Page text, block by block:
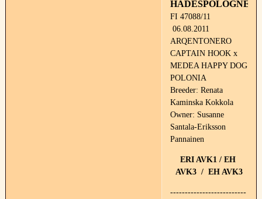
HADESPOLOGNE
FI 47088/11
06.08.2011
ARQENTONERO
CAPTAIN HOOK x
MEDEA HAPPY DOG
POLONIA
Breeder: Renata
Kaminska Kokkola
Owner: Susanne
Santala-Eriksson
Pannainen
ERI AVK1 / EH
AVK3 / EH AVK3
--------------------------